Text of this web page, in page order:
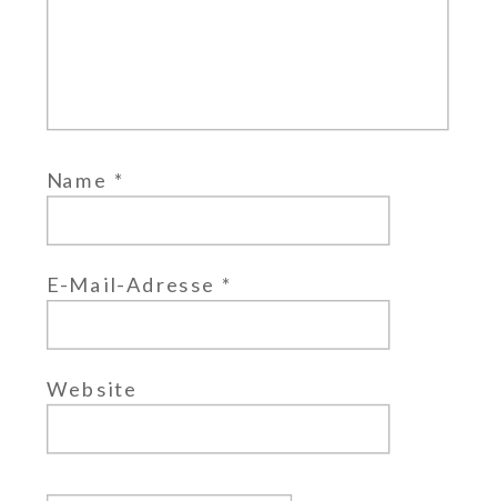
Name *
E-Mail-Adresse *
Website